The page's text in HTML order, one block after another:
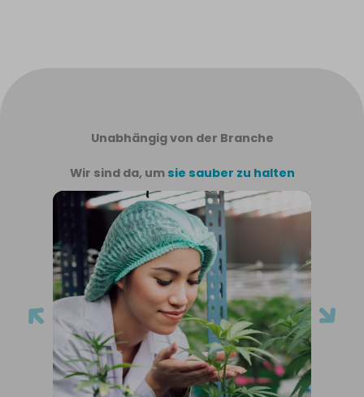
Unabhängig von der Branche
Wir sind da, umsie sauber zu halten